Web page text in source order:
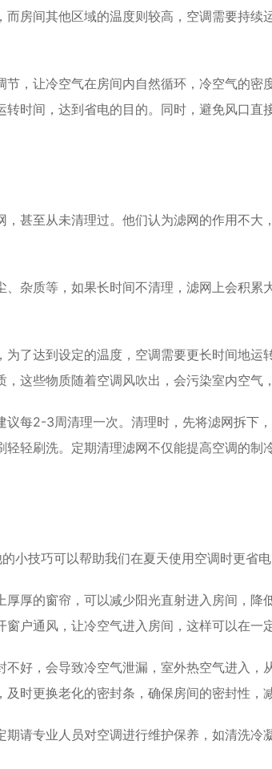
房间其他区域的温度则较高，空调需要持续
，让冷空气在房间内自然循环，冷空气的密
时间，达到省电的目的。同时，避免风口直
甚至从未清理过。他们认为滤网的作用不大
杂质等，如果长时间不清理，滤网上会积累
了达到设定的温度，空调需要更长时间地运
这些物质随着空调风吹出，会污染室内空气
议每2-3周清理一次。清理时，先将滤网拆下
轻刷洗。定期清理滤网不仅能提高空调的制
小技巧可以帮助我们在夏天使用空调时更省电
厚的窗帘，可以减少阳光直射进入房间，降
户通风，让冷空气进入房间，这样可以在一
好，会导致冷空气泄漏，室外热空气进入，
时更换老化的密封条，确保房间的密封性，
请专业人员对空调进行维护保养，如清洗冷